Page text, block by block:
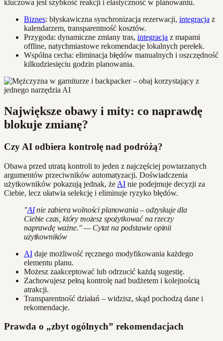
kluczowa jest szybkość reakcji i elastyczność w planowaniu.
Biznes: błyskawiczna synchronizacja rezerwacji, integracja z
kalendarzem, transparentność kosztów.
Przygoda: dynamiczne zmiany tras, integracja z mapami
offline, natychmiastowe rekomendacje lokalnych perełek.
Wspólna cecha: eliminacja błędów manualnych i oszczędność
kilkudziesięciu godzin planowania.
Największe obawy i mity: co naprawdę
blokuje zmianę?
Czy AI odbiera kontrolę nad podróżą?
Obawa przed utratą kontroli to jeden z najczęściej powtarzanych
argumentów przeciwników automatyzacji. Doświadczenia
użytkowników pokazują jednak, że AI nie podejmuje decyzji za
Ciebie, lecz ułatwia selekcję i eliminuje ryzyko błędów.
"AInie zabiera wolności planowania – odzyskuje dla
Ciebie czas, który możesz spożytkować na rzeczy
naprawdę ważne." — Cytat na podstawie opinii
użytkowników
AI daje możliwość ręcznego modyfikowania każdego
elementu planu.
Możesz zaakceptować lub odrzucić każdą sugestię.
Zachowujesz pełną kontrolę nad budżetem i kolejnością
atrakcji.
Transparentność działań – widzisz, skąd pochodzą dane i
rekomendacje.
Prawda o „zbyt ogólnych” rekomendacjach